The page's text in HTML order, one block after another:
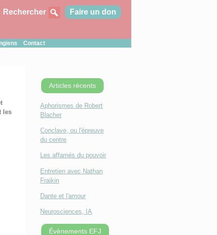
Rechercher Faire un don
Contact
les
Articles récents
Aphorismes de Robert
Blacher
Conclave, ou l'épreuve
du centre
Les affamés du pouvoir
Entretien avec Nathan
Fraikin
Dante et l'amour
Neurosciences, IA
Évènements EFJ